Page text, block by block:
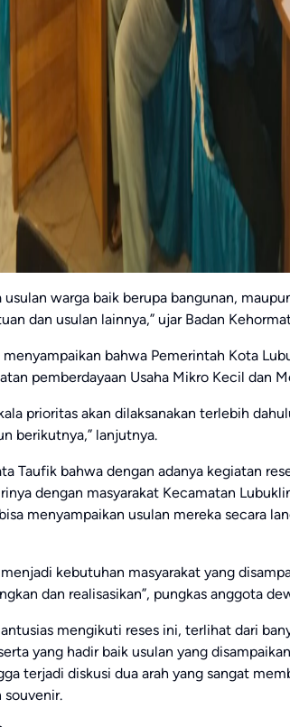
usulan warga baik berupa bangunan,
dan usulan lainnya,” ujar Badan
bahwa Pemerintah Kota
pemberdayaan Usaha Mikro Kecil dan
prioritas akan dilaksanakan terlebih
berikutnya,” lanjutnya.
Taufik bahwa dengan adanya kegiatan
dengan masyarakat Kecamatan
menyampaikan usulan mereka secara
kebutuhan masyarakat yang
dan realisasikan”, pungkas anggota
mengikuti reses ini, terlihat dari
yang hadir baik usulan yang
terjadi diskusi dua arah yang sangat
souvenir.